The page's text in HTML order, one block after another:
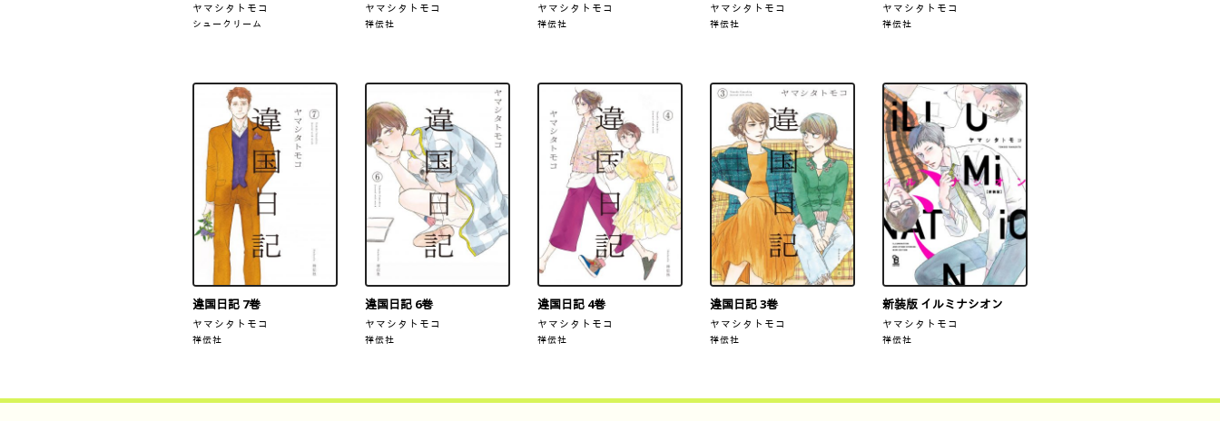
ヤマシタトモコ
シュークリーム
ヤマシタトモコ
祥伝社
ヤマシタトモコ
祥伝社
ヤマシタトモコ
祥伝社
ヤマシタトモコ
祥伝社
違国日記 7巻
ヤマシタトモコ
祥伝社
違国日記 6巻
ヤマシタトモコ
祥伝社
違国日記 4巻
ヤマシタトモコ
祥伝社
違国日記 3巻
ヤマシタトモコ
祥伝社
新装版 イルミナシオン
ヤマシタトモコ
祥伝社